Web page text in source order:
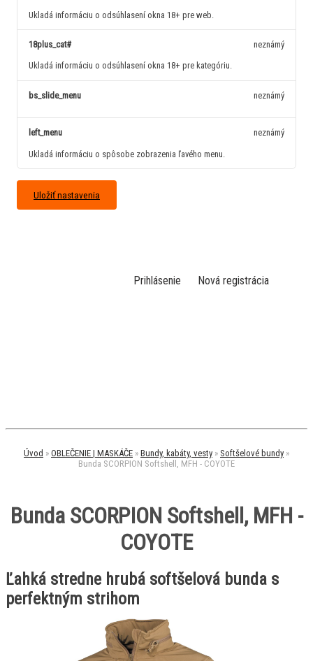
Ukladá informáciu o odsúhlasení okna 18+ pre web.
18plus_cat#
Ukladá informáciu o odsúhlasení okna 18+ pre kategóriu.
neznámý
bs_slide_menu neznámý
left_menu
Ukladá informáciu o spôsobe zobrazenia ľavého menu.
neznámý
Uložiť nastavenia
Prihlásenie Nová registrácia
Úvod » OBLEČENIE | MASKÁČE » Bundy, kabáty, vesty » Softšelové bundy »
Bunda SCORPION Softshell, MFH - COYOTE
Bunda SCORPION Softshell, MFH -
COYOTE
Ľahká stredne hrubá softšelová bunda s
perfektným strihom